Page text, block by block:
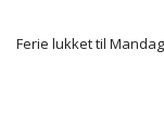
Ferie lukket til